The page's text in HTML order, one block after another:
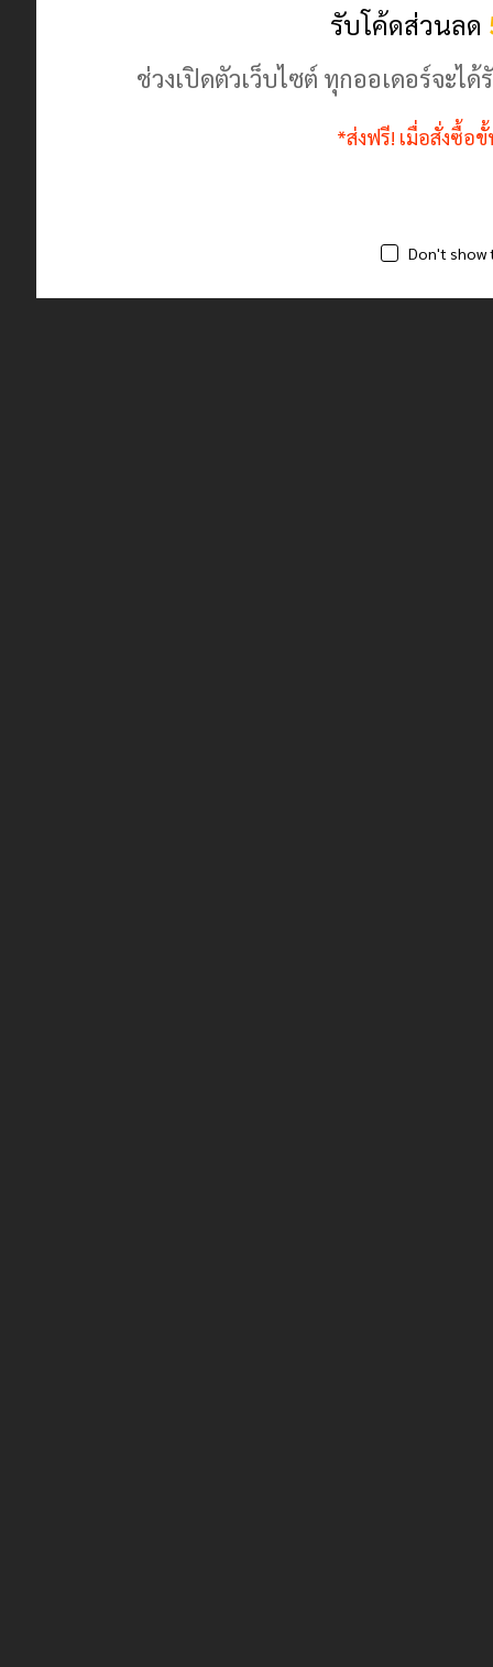
ร้านค้านี้มีตัวตนจริง ลงทะเบียนพาณิชย์ถูกต้องรับโค้ดส่วนลด
ช่วงเปิดตัวเว็บไซต์ ทุกออเดอร์จะไ
*ส่งฟรี! เมื่อสั่งซื้อ
Don't show